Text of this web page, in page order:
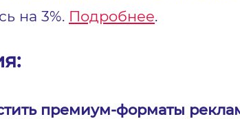
на 3%. Подробнее.
премиум-форматы